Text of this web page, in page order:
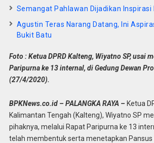
Semangat Pahlawan Dijadikan Inspirasi
Agustin Teras Narang Datang, Ini
Bukit Batu
Foto : Ketua DPRD Kalteng, Wiyatno SP, usai
Paripurna ke 13 internal, di Gedung Dewan
(27/4/2020).
BPKNews.co.id – PALANGKA RAYA – Ketua
Kalimantan Tengah (Kalteng), Wiyatno SP
pihaknya, melalui Rapat Paripurna ke 13
telah membentuk serta menetapkan Pansus